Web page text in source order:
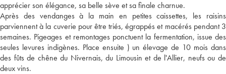
apprécier son élégance, sa belle sève et sa finale charnue.
Après des vendanges à la main en petites caissettes, les raisins
parviennent à la cuverie pour être triés, égrappés et macérés pendant 3
semaines. Pigeages et remontages ponctuent la fermentation, issue des
seules levures indigènes. Place ensuite ) un élevage de 10 mois dans
des fûts de chêne du Nivernais, du Limousin et de l'Allier, neufs ou de
deux vins.